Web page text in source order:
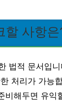
할 사항은
법적 문서입
처리가 가능
비해두면 유익